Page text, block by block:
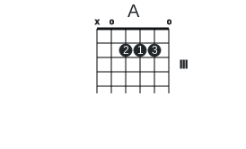
A
x o
2 1 3
o